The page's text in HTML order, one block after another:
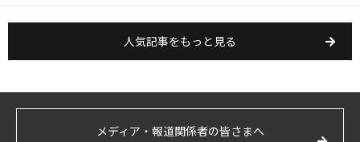
人気記事をもっと見る
メディア・報道関係者の皆さまへ